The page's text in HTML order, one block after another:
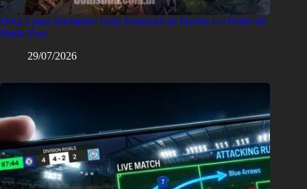
Dota 2 para Iniciantes: Guia Essencial de Heróis e o Poder do
Battle Pass
29/07/2026